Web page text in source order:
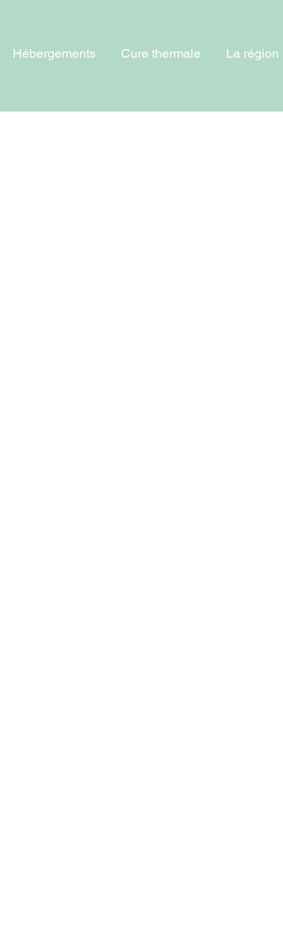
Hébergements Cure thermale La région